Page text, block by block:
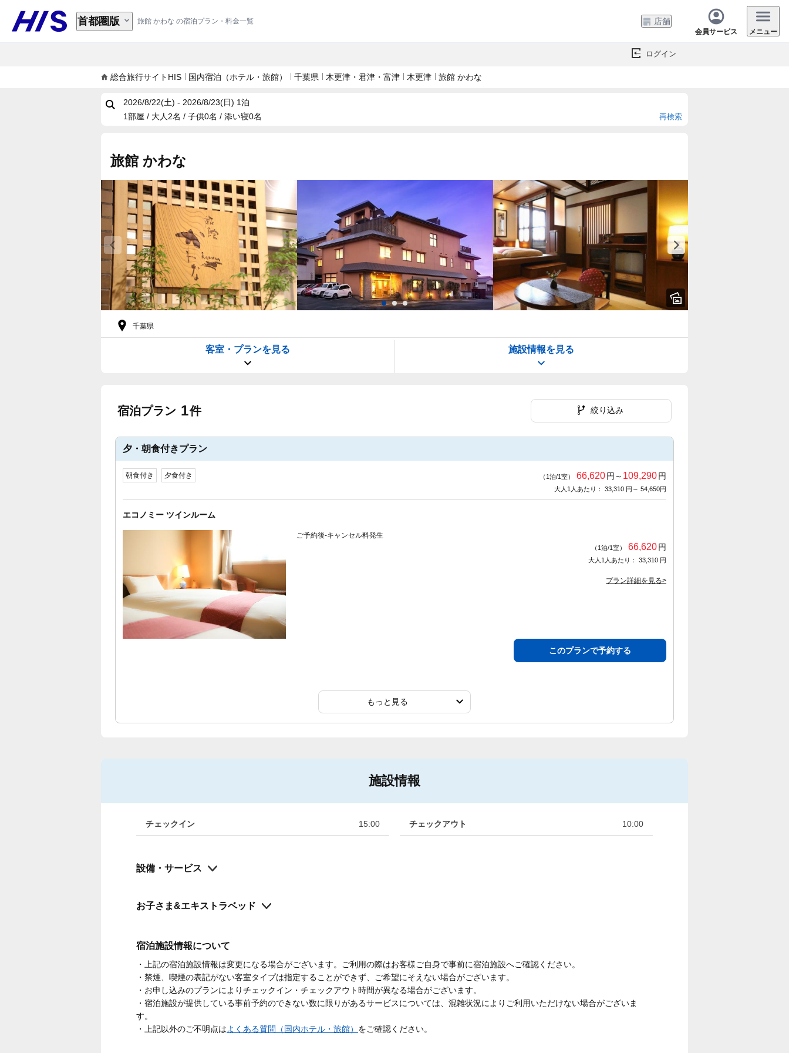
旅館 かわな の宿泊プラン・料金一覧
首都圏版 店舗
会員サービス メニュー
ログイン
総合旅行サイトHIS 国内宿泊（ホテル・旅館） 千葉県 木更津・君津・富津 木更津 旅館 かわな
2026/8/22(土) - 2026/8/23(日) 1泊
1部屋 / 大人2名 / 子供0名 / 添い寝0名
再検索
旅館 かわな
千葉県
客室・プランを見る 施設情報を見る
宿泊プラン 1件 絞り込み
夕・朝食付きプラン
朝食付き 夕食付き （1泊/1室） 66,620円～ 109,290円
大人1人あたり： 33,310 円～ 54,650円
エコノミー ツインルーム
ご予約後-キャンセル料発生
（1泊/1室） 66,620円
大人1人あたり： 33,310 円
プラン詳細を見る>
このプランで予約する
もっと見る
施設情報
チェックイン 15:00 チェックアウト 10:00
設備・サービス
お子さま&エキストラベッド
宿泊施設情報について
・上記の宿泊施設情報は変更になる場合がございます。ご利用の際はお客様ご自身で事前に宿泊施設へご確認ください。
・禁煙、喫煙の表記がない客室タイプは指定することができず、ご希望にそえない場合がございます。
・お申し込みのプランによりチェックイン・チェックアウト時間が異なる場合がございます。
・宿泊施設が提供している事前予約のできない数に限りがあるサービスについては、混雑状況によりご利用いただけない場合がございま
す。
・上記以外のご不明点はよくある質問（国内ホテル・旅館） をご確認ください。